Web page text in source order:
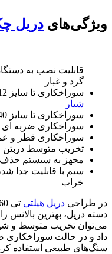
ویژگی‌های دریل
قابلیت نصب به
گرد و غبار
سوراخکاری تا سایز 12 میلی متر طول بلند در مته های
شیار
سوراخکاری تا سایز 40 میلی متر طول بلند در مته های فنری
سوراخکاری ضربه ای
سوراخکاری قطر و
تخریب متوسط دربتن
مجهز به سیستم حذف گرد
سیم با قابلیت جدا
خراب
در طراحی دریل هیلتی
دسته دریل، بهترین بالانس
می‌توان تخریب متوسط و
داد و در حالت سوراخکاری
سنگ‌های طبیعی استفاده